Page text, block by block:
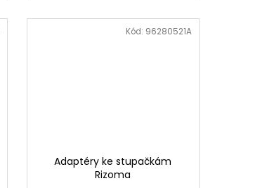
Adaptéry ke stupačkám
Rizoma
Kód: 96280521A